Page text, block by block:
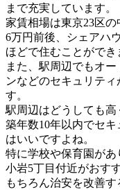
まで充実しています。
家賃相場は東京23区
6万円前後、シェアハ
ほどで住むことができ
また、駅周辺でもオ
ンなどのセキュリテ
す。
駅周辺はどうしても
築年数10年以内でセ
はいいですよね。
特に学校や保育園が
小岩5丁目付近がおす
もちろん治安を改善す